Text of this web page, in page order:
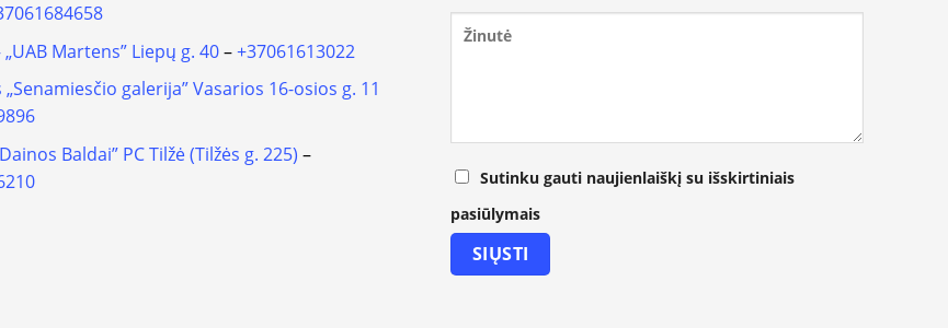
Martens” Liepų g. 40–+37061613022
„Senamiesčio galerija” Vasarios 16-osios g. 11
Baldai” PC Tilžė (Tilžės g. 225) –
Sutinku gauti naujienlaiškį su išskirtiniais
pasiūlymais